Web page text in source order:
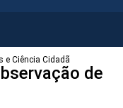
e Ciência Cidadã
de